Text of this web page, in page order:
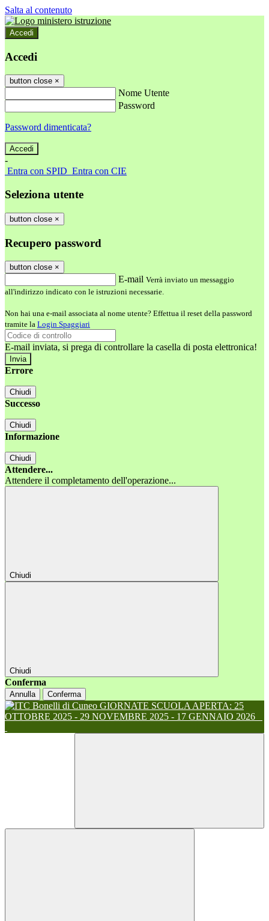
Salta al contenuto
Accedi
Accedi
button close ×
Nome Utente
Password
Password dimenticata?
-
Entra con SPID Entra con CIE
Seleziona utente
button close ×
Recupero password
button close ×
E-mail Verrà inviato un messaggio
all'indirizzo indicato con le istruzioni necessarie.
Non hai una e-mail associata al nome utente? Effettua il reset della password
tramite la Login Spaggiari
E-mail inviata, si prega di controllare la casella di posta elettronica!
Errore
Chiudi
Successo
Chiudi
Informazione
Chiudi
Attendere...
Attendere il completamento dell'operazione...
Chiudi
Chiudi
Conferma
Annulla Conferma
GIORNATE SCUOLA APERTA: 25
OTTOBRE 2025 - 29 NOVEMBRE 2025 - 17 GENNAIO 2026